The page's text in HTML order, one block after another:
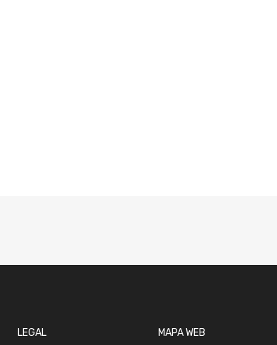
LEGAL MAPA WEB